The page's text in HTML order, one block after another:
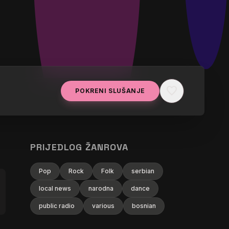
POKRENI SLUŠANJE
PRIJEDLOG ŽANROVA
Pop Rock Folk serbian
local news narodna dance
public radio various bosnian